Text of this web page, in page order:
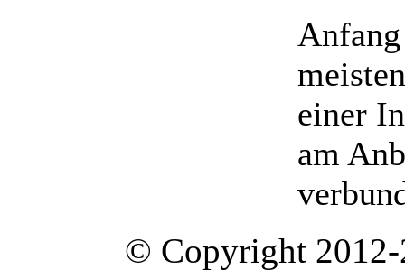
einer
am
© Copyright 2012-